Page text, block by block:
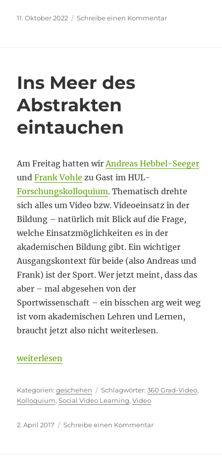
Veröffentlicht
11. Oktober 2022 Schreibe einen Kommentarzu
Ins Meer des
Abstrakten
eintauchen
Am Freitag hatten wirAndreas Hebbel-Seeger
undFrank Vohle zu Gast im HUL-
Forschungskolloquium. Thematisch drehte
sich alles um Video bzw. Videoeinsatz in der
Bildung – natürlich mit Blick auf die Frage,
welche Einsatzmöglichkeiten es in der
akademischen Bildung gibt. Ein wichtiger
Ausgangskontext für beide (also Andreas und
Frank) ist der Sport. Wer jetzt meint, dass das
aber – mal abgesehen von der
Sportwissenschaft – ein bisschen arg weit weg
ist vom akademischen Lehren und Lernen,
braucht jetzt also nicht weiterlesen.
„Ins Meer des Abstrakten eintauchen“
weiterlesen
Kategorien
geschehen Schlagwörter
360 Grad-Video,
Kolloquium,Social Video Learning,Video
Veröffentlicht
2. April 2017 Schreibe einen Kommentarzu